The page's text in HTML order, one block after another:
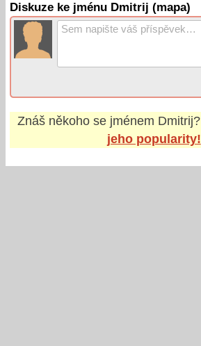
Diskuze ke jménu Dmitrij (mapa)
Znáš někoho se jménem Dmitrij?
jeho popularity!